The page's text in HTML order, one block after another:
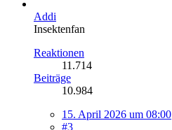
Addi
Insektenfan
Reaktionen
11.714
Beiträge
10.984
15. April 2026 um 08:00
#3